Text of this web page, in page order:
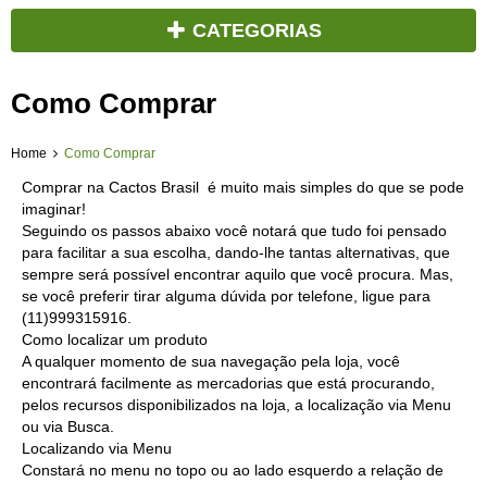
CATEGORIAS
Como Comprar
Home Como Comprar
Comprar na Cactos Brasil é muito mais simples do que se pode
imaginar!
Seguindo os passos abaixo você notará que tudo foi pensado
para facilitar a sua escolha, dando-lhe tantas alternativas, que
sempre será possível encontrar aquilo que você procura. Mas,
se você preferir tirar alguma dúvida por telefone, ligue para
(11)999315916.
Como localizar um produto
A qualquer momento de sua navegação pela loja, você
encontrará facilmente as mercadorias que está procurando,
pelos recursos disponibilizados na loja, a localização via Menu
ou via Busca.
Localizando via Menu
Constará no menu no topo ou ao lado esquerdo a relação de